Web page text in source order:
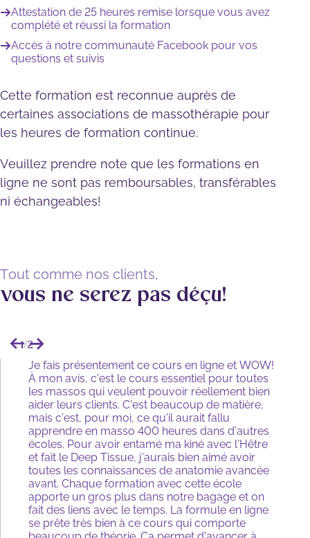
Attestation de 25 heures remise lorsque vous avez
complété et réussi la formation
Accès à notre communauté Facebook pour vos
questions et suivis
Cette formation est reconnue auprès de
certaines associations de massothérapie pour
les heures de formation continue.
Veuillez prendre note que les formations en
ligne ne sont pas remboursables, transférables
ni échangeables!
Tout comme nos clients,
vous ne serez pas déçu!
1/2
Je fais présentement ce cours en ligne et WOW!
À mon avis, c’est le cours essentiel pour toutes
les massos qui veulent pouvoir réellement bien
aider leurs clients. C’est beaucoup de matière,
mais c’est, pour moi, ce qu’il aurait fallu
apprendre en masso 400 heures dans d’autres
écoles. Pour avoir entamé ma kiné avec l’Hêtre
et fait le Deep Tissue, j’aurais bien aimé avoir
toutes les connaissances de anatomie avancée
avant. Chaque formation avec cette école
apporte un gros plus dans notre bagage et on
fait des liens avec le temps. La formule en ligne
se prête très bien à ce cours qui comporte